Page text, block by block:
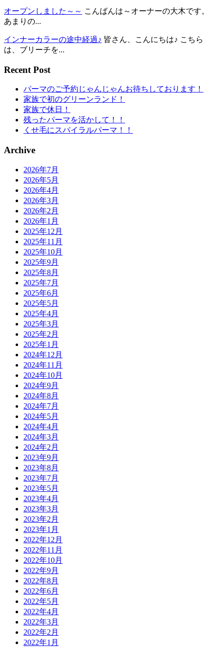
オープンしました～～ こんばんは～オーナーの大木です。
あまりの...
インナーカラーの途中経過♪ 皆さん、こんにちは♪ こちら
は、ブリーチを...
Recent Post
パーマのご予約じゃんじゃんお待ちしております！
家族で初のグリーンランド！
家族で休日！
残ったパーマを活かして！！
くせ毛にスパイラルパーマ！！
Archive
2026年7月
2026年5月
2026年4月
2026年3月
2026年2月
2026年1月
2025年12月
2025年11月
2025年10月
2025年9月
2025年8月
2025年7月
2025年6月
2025年5月
2025年4月
2025年3月
2025年2月
2025年1月
2024年12月
2024年11月
2024年10月
2024年9月
2024年8月
2024年7月
2024年5月
2024年4月
2024年3月
2024年2月
2023年9月
2023年8月
2023年7月
2023年5月
2023年4月
2023年3月
2023年2月
2023年1月
2022年12月
2022年11月
2022年10月
2022年9月
2022年8月
2022年6月
2022年5月
2022年4月
2022年3月
2022年2月
2022年1月